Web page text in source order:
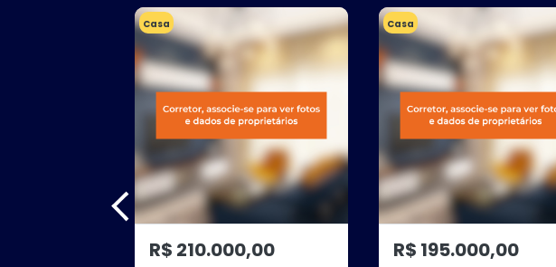
Casa
R$ 210.000,00
Casa
R$ 195.000,00